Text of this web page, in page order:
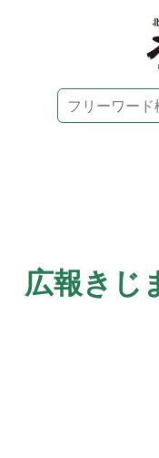
広報きじ